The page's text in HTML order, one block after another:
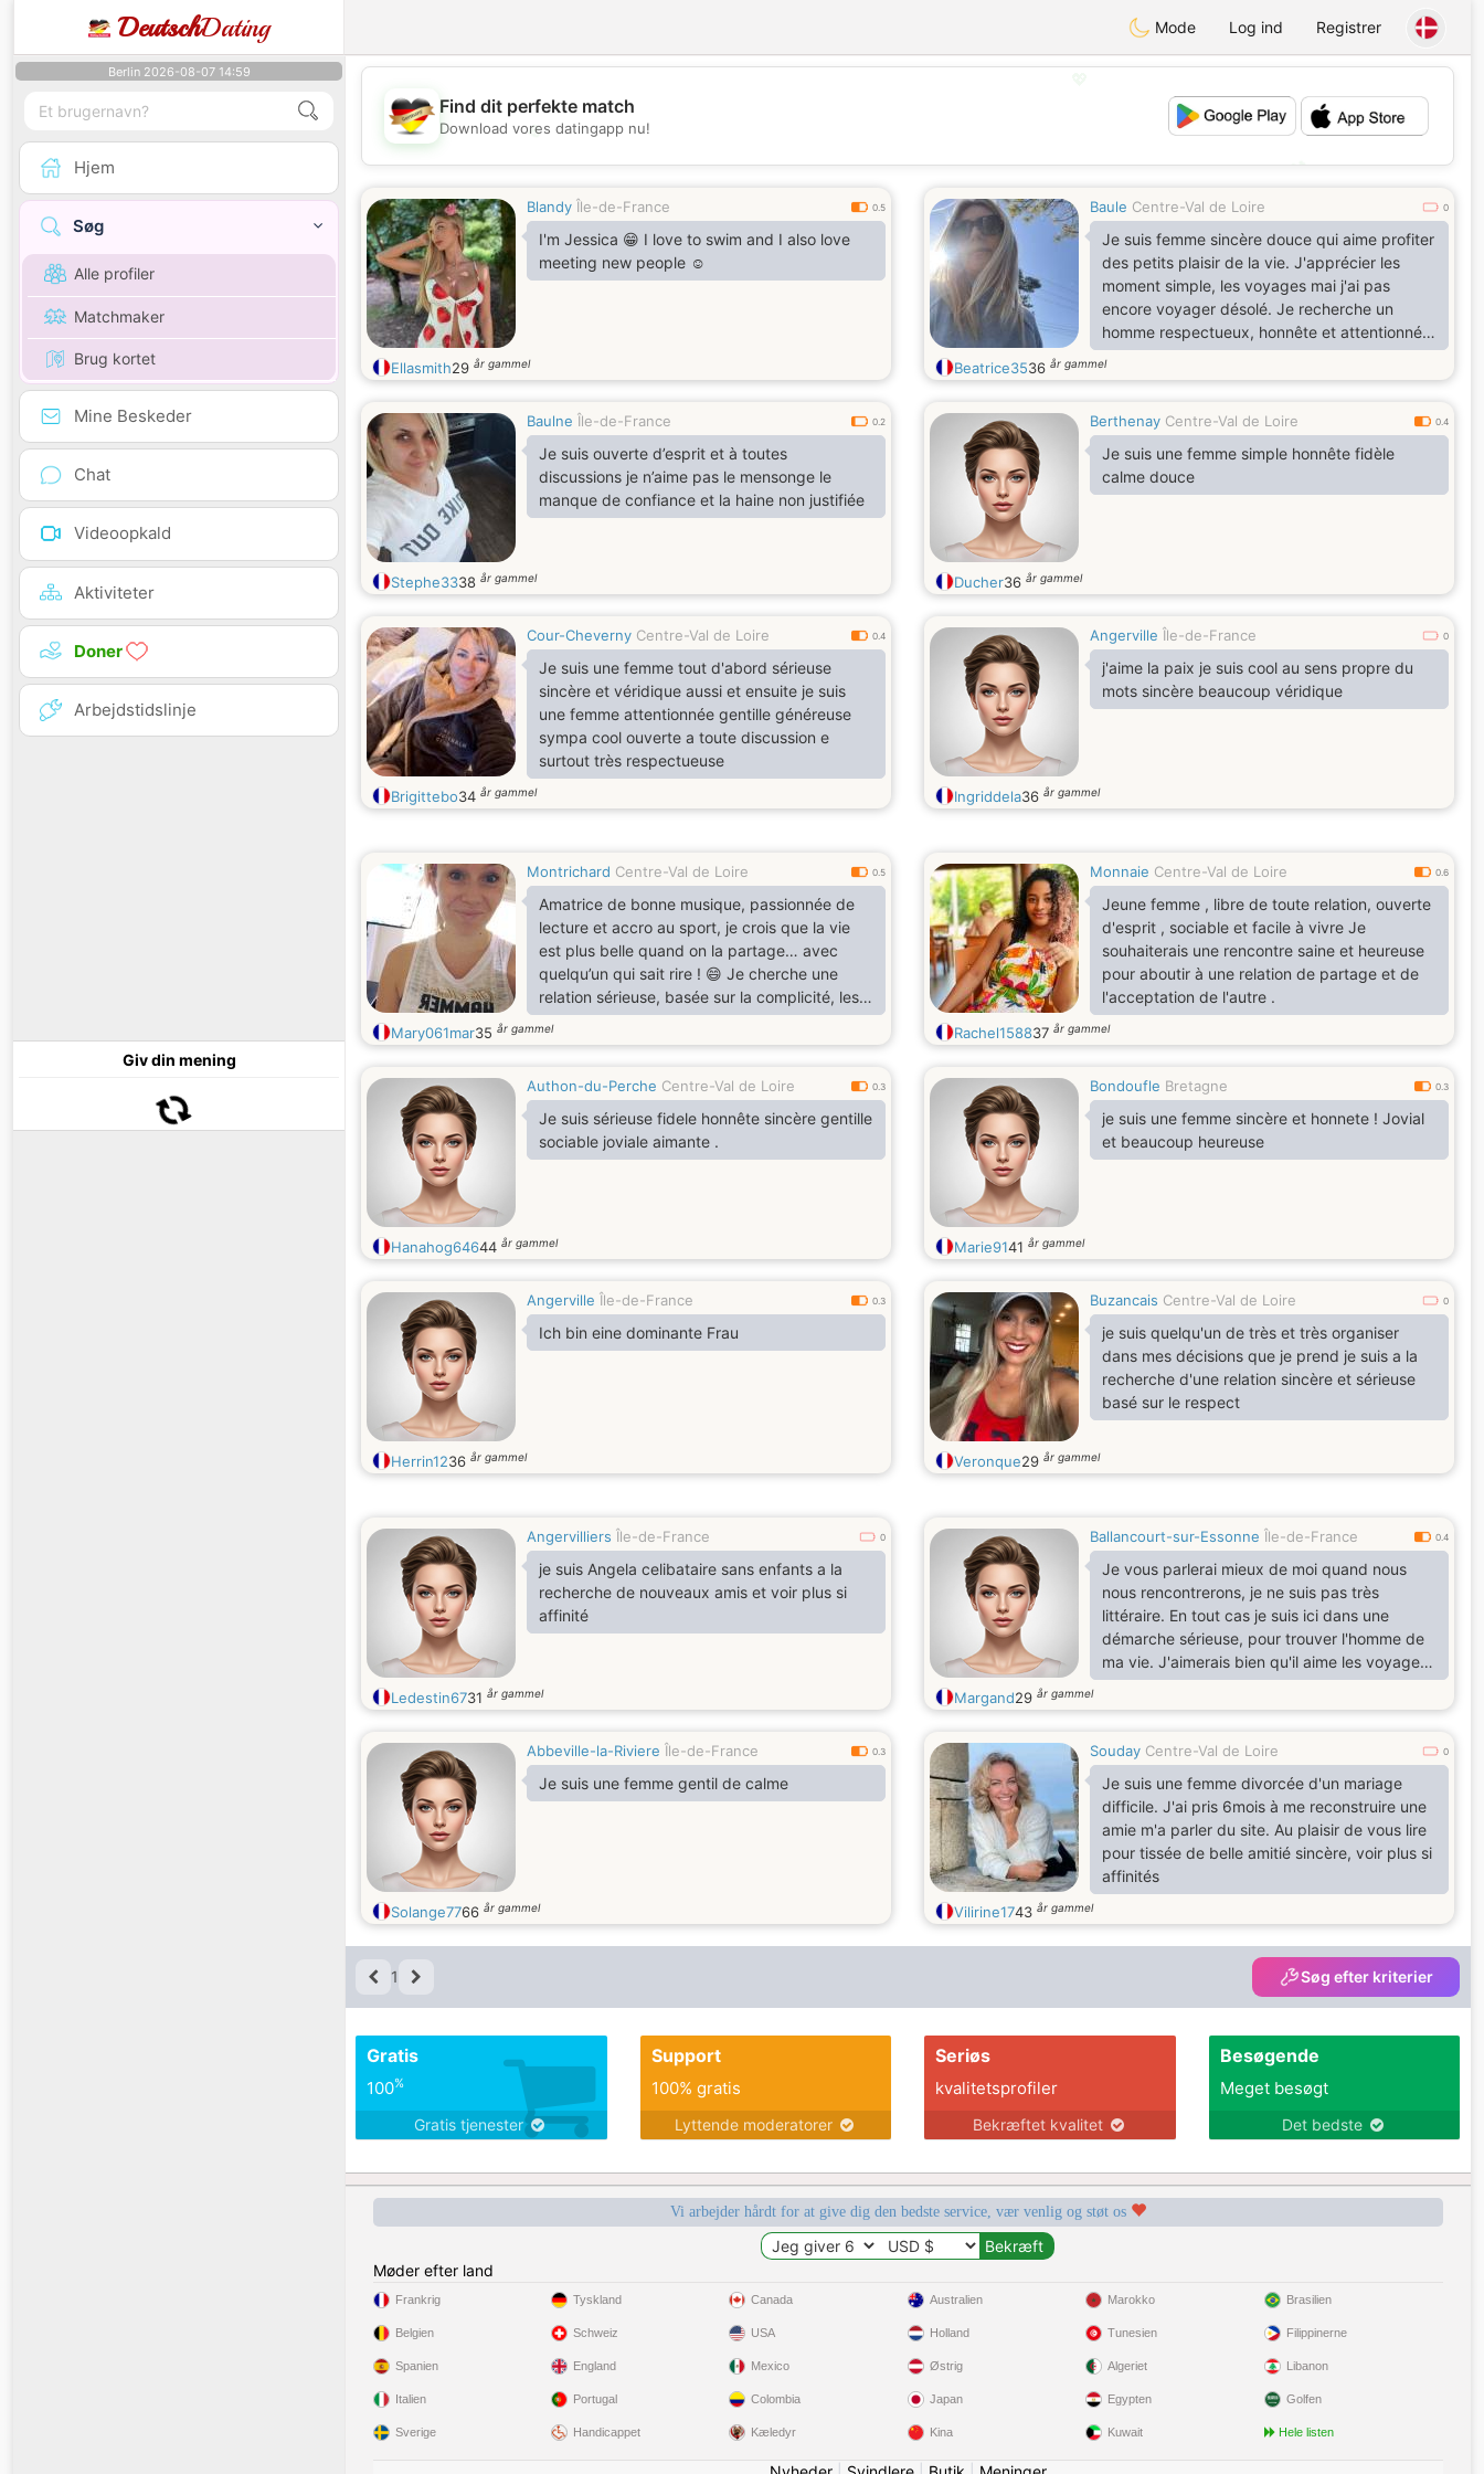
DeutschDating Mode Log ind Registrer
Berlin 2026-08-07 14:59
Hjem
Søg
Alle profiler
Matchmaker
Brug kortet
Mine Beskeder
Chat
Videoopkald
Aktiviteter
Doner
Arbejdstidslinje
Giv din mening
💖
💕
Find dit perfekte match
Download vores datingapp nu!
Blandy Île-de-France 0.5
I'm Jessica 😁 I love to swim and I also love
meeting new people ☺️
Ellasmith29 år gammel
Baule Centre-Val de Loire 0
Je suis femme sincère douce qui aime profiter
des petits plaisir de la vie. J'apprécier les
moment simple, les voyages mai j'ai pas
encore voyager désolé. Je recherche un
homme respectueux, honnête et attentionné,
avec qui partager une belle complicité et
construire une relation sérieuse basée sur la
Beatrice3536 år gammel
Baulne Île-de-France 0.2
Je suis ouverte d’esprit et à toutes
discussions je n’aime pas le mensonge le
manque de confiance et la haine non justifiée
Stephe3338 år gammel
Berthenay Centre-Val de Loire 0.4
Je suis une femme simple honnête fidèle
calme douce
Ducher36 år gammel
Cour-Cheverny Centre-Val de Loire 0.4
Je suis une femme tout d'abord sérieuse
sincère et véridique aussi et ensuite je suis
une femme attentionnée gentille généreuse
sympa cool ouverte a toute discussion e
surtout très respectueuse
Brigittebo34 år gammel
Angerville Île-de-France 0
j'aime la paix je suis cool au sens propre du
mots sincère beaucoup véridique
Ingriddela36 år gammel
Montrichard Centre-Val de Loire 0.5
Amatrice de bonne musique, passionnée de
lecture et accro au sport, je crois que la vie
est plus belle quand on la partage… avec
quelqu’un qui sait rire ! 😄 Je cherche une
relation sérieuse, basée sur la complicité, les
fous rires et les petits moments simples qui
rendent la vie magique. Si tu aimes les
et les challenges sportifs, on va sûrement bien
s’entendre. 💫
Mary061mar35 år gammel
Monnaie Centre-Val de Loire 0.6
Jeune femme , libre de toute relation, ouverte
d'esprit , sociable et facile à vivre Je
souhaiterais une rencontre saine et heureuse
pour aboutir à une relation de partage et de
l'acceptation de l'autre .
Rachel158837 år gammel
Authon-du-Perche Centre-Val de Loire 0.3
Je suis sérieuse fidele honnête sincère gentille
sociable joviale aimante .
Hanahog64644 år gammel
Bondoufle Bretagne 0.3
je suis une femme sincère et honnete ! Jovial
et beaucoup heureuse
Marie9141 år gammel
Angerville Île-de-France 0.3
Ich bin eine dominante Frau
Herrin1236 år gammel
Buzancais Centre-Val de Loire 0
je suis quelqu'un de très et très organiser
dans mes décisions que je prend je suis a la
recherche d'une relation sincère et sérieuse
basé sur le respect
Veronque29 år gammel
Angervilliers Île-de-France 0
je suis Angela celibataire sans enfants a la
recherche de nouveaux amis et voir plus si
affinité
Ledestin6731 år gammel
Ballancourt-sur-Essonne Île-de-France 0.4
Je vous parlerai mieux de moi quand nous
nous rencontrerons, je ne suis pas très
littéraire. En tout cas je suis ici dans une
démarche sérieuse, pour trouver l'homme de
ma vie. J'aimerais bien qu'il aime les voyages
comme moi la cuisine et bien d'autre chose.
Margand29 år gammel
Abbeville-la-Riviere Île-de-France 0.3
Je suis une femme gentil de calme
Solange7766 år gammel
Souday Centre-Val de Loire 0
Je suis une femme divorcée d'un mariage
difficile. J'ai pris 6mois à me reconstruire une
amie m'a parler du site. Au plaisir de vous lire
pour tissée de belle amitié sincère, voir plus si
affinités
Vilirine1743 år gammel
1 Søg efter kriterier
Gratis
100%
Gratis tjenester
Support
100% gratis
Lyttende moderatorer
Seriøs
kvalitetsprofiler
Bekræftet kvalitet
Besøgende
Meget besøgt
Det bedste
Vi arbejder hårdt for at give dig den bedste service, vær venlig og støt os
Møder efter land
Frankrig
Belgien
Spanien
Italien
Sverige
Tyskland
Schweiz
England
Portugal
Handicappet
Canada
USA
Mexico
Colombia
Kæledyr
Australien
Holland
Østrig
Japan
Kina
Marokko
Tunesien
Algeriet
Egypten
Kuwait
Brasilien
Filippinerne
Libanon
Golfen
Hele listen